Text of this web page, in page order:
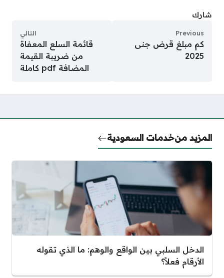
شارك
Previous
كم مبلغ قرض جنى
2025
التالي
قائمة السلع المعفاة
من ضريبة القيمة
المضافة pdf كاملة
المزيد منخدمات السعودية
الدخل السلبي بين الواقع والوهم: ما الذي تقوله
الأرقام فعلاً؟